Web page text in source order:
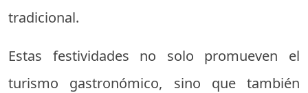
tradicional.
Estas festividades no solo promueven el
turismo gastronómico, sino que también